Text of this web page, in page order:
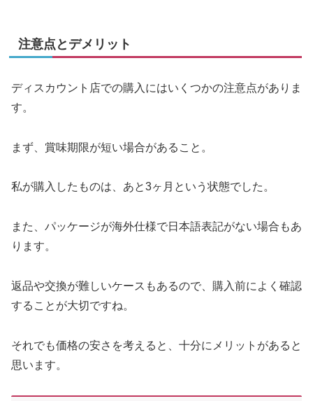
注意点とデメリット
ディスカウント店での購入にはいくつかの注意点がありま
す。
まず、賞味期限が短い場合があること。
私が購入したものは、あと3ヶ月という状態でした。
また、パッケージが海外仕様で日本語表記がない場合もあ
ります。
返品や交換が難しいケースもあるので、購入前によく確認
することが大切ですね。
それでも価格の安さを考えると、十分にメリットがあると
思います。